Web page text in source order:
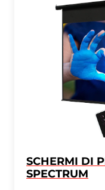
SCHERMI DI
SPECTRUM